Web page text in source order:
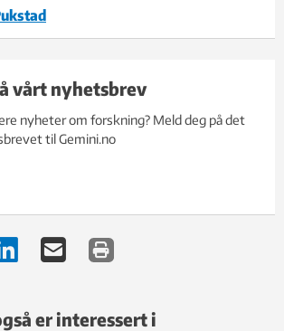
vårt nyhetsbrev
nyheter om forskning? Meld deg på det
til Gemini.no
er interessert i